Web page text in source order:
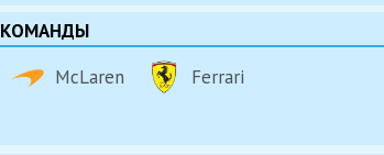
КОМАНДЫ
McLaren
Ferrari